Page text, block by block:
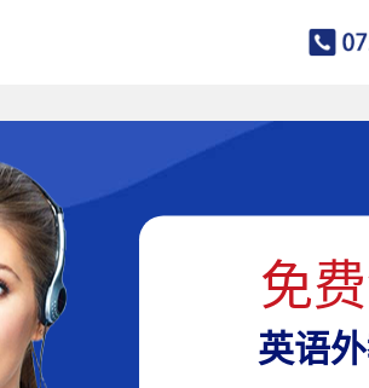
免
英语